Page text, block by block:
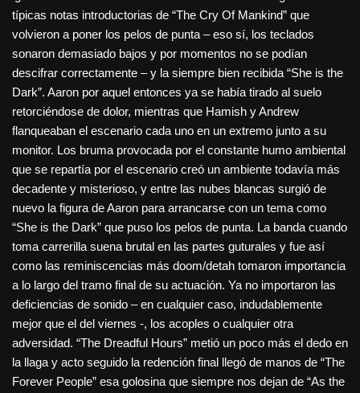
típicas notas introductorias de “The Cry Of Mankind” que
volvieron a poner los pelos de punta – eso sí, los teclados
sonaron demasiado bajos y por momentos no se podían
descifrar correctamente – y la siempre bien recibida “She is the
Dark”. Aaron por aquel entonces ya se había tirado al suelo
retorciéndose de dolor, mientras que Hamish y Andrew
flanqueaban el escenario cada uno en un extremo junto a su
monitor. Los bruma provocada por el constante humo ambiental
que se repartía por el escenario creó un ambiente todavía más
decadente y misterioso, y entre las nubes blancas surgió de
nuevo la figura de Aaron para arrancarse con un tema como
“She is the Dark” que puso los pelos de punta. La banda cuando
toma carrerilla suena brutal en las partes guturales y fue así
como las reminiscencias más doom/detah tomaron importancia
a lo largo del tramo final de su actuación. Ya no importaron las
deficiencias de sonido – en cualquier caso, indudablemente
mejor que el del viernes -, los acoples o cualquier otra
adversidad. “The Dreadful Hours” metió un poco más el dedo en
la llaga y acto seguido la redención final llegó de manos de “The
Forever People” esa golosina que siempre nos dejan de “As the